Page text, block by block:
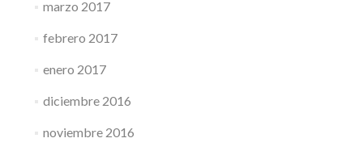
marzo 2017
febrero 2017
enero 2017
diciembre 2016
noviembre 2016